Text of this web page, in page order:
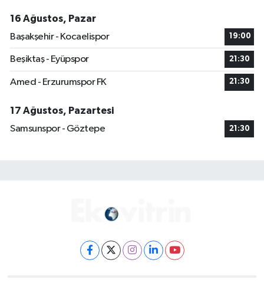
16 Ağustos, Pazar
Başakşehir - Kocaelispor
19:00
Beşiktaş - Eyüpspor 21:30
Amed - Erzurumspor FK 21:30
17 Ağustos, Pazartesi
Samsunspor - Göztepe
21:30